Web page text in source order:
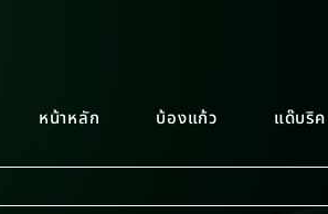
หน้าหลัก บ้องแก้ว แด๊บริค